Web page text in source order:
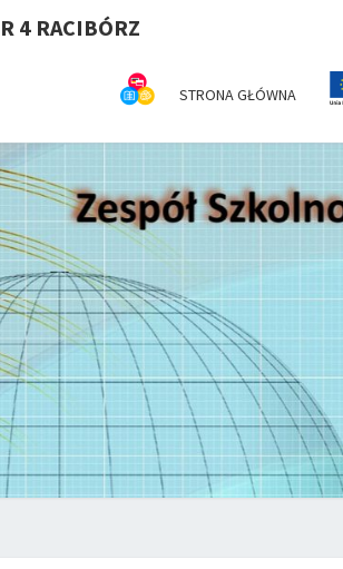
4 RACIBÓRZ
STRONA GŁÓWNA
ZSP